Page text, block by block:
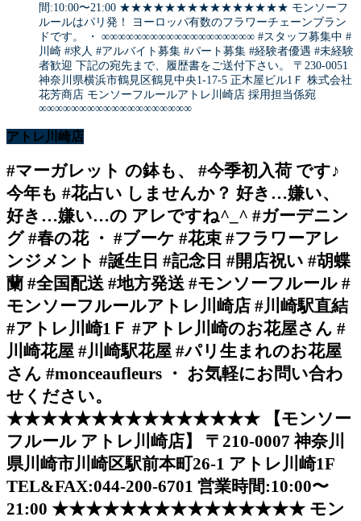
間:10:00〜21:00 ★★★★★★★★★★★★★★★ モンソーフ
ルールはパリ発！ ヨーロッパ有数のフラワーチェーンブラン
ドです。 ・ ∞∞∞∞∞∞∞∞∞∞∞∞∞∞∞∞∞∞∞ #スタッフ募集中 #
川崎 #求人 #アルバイト募集 #パート募集 #経験者優遇 #未経験
者歓迎 下記の宛先まで、履歴書をご送付下さい。 〒230-0051
神奈川県横浜市鶴見区鶴見中央1-17-5 正木屋ビル1Ｆ 株式会社
花芳商店 モンソーフルールアトレ川崎店 採用担当係宛
∞∞∞∞∞∞∞∞∞∞∞∞∞∞∞∞∞∞∞
アトレ川崎店
#マーガレット の鉢も、 #今季初入荷 です♪
今年も #花占い しませんか？ 好き…嫌い、
好き…嫌い…の アレですね^_^ #ガーデニン
グ #春の花 ・ #ブーケ #花束 #フラワーアレ
ンジメント #誕生日 #記念日 #開店祝い #胡蝶
蘭 #全国配送 #地方発送 #モンソーフルール #
モンソーフルールアトレ川崎店 #川崎駅直結
#アトレ川崎1Ｆ #アトレ川崎のお花屋さん #
川崎花屋 #川崎駅花屋 #パリ生まれのお花屋
さん #monceaufleurs ・ お気軽にお問い合わ
せください。
★★★★★★★★★★★★★★★ 【モンソー
フルール アトレ川崎店】 〒210-0007 神奈川
県川崎市川崎区駅前本町26-1 アトレ川崎1F
TEL&FAX:044-200-6701 営業時間:10:00〜
21:00 ★★★★★★★★★★★★★★★ モン